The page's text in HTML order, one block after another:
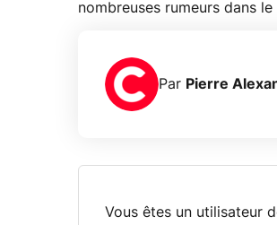
nombreuses rumeurs dans le
Par Pierre
Vous êtes un utilisateur